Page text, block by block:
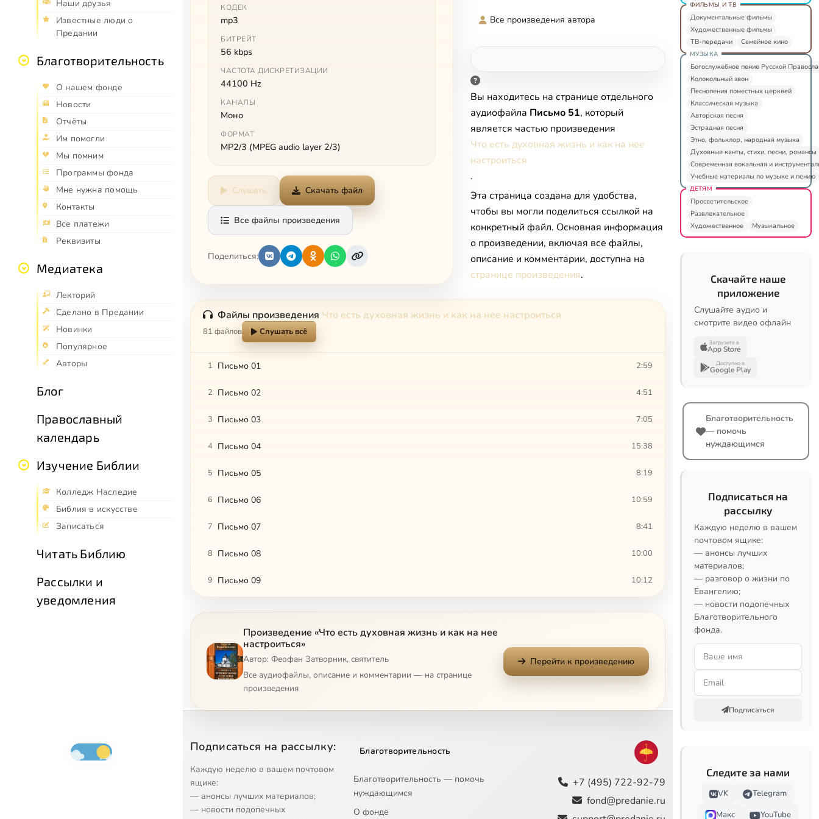
Наши друзья
Известные люди о
Предании
Благотворительность
О нашем фонде
Новости
Отчёты
Им помогли
Мы помним
Программы фонда
Мне нужна помощь
Контакты
Все платежи
Реквизиты
Медиатека
Лекторий
Сделано в Предании
Новинки
Популярное
Авторы
Блог
Православный
календарь
Изучение Библии
Колледж Наследие
Библия в искусстве
Записаться
Читать Библию
Рассылки и
уведомления
КОДЕК
mp3
БИТРЕЙТ
56 kbps
ЧАСТОТА ДИСКРЕТИЗАЦИИ
44100 Hz
КАНАЛЫ
Моно
ФОРМАТ
MP2/3 (MPEG audio layer 2/3)
Слушать Скачать файл
Все файлы произведения
Поделиться:
Все произведения автора
Вы находитесь на странице отдельного
аудиофайла Письмо 51, который
является частью произведения
Что есть духовная жизнь и как на нее
настроиться
.
Эта страница создана для удобства,
чтобы вы могли поделиться ссылкой на
конкретный файл. Основная информация
о произведении, включая все файлы,
описание и комментарии, доступна на
странице произведения.
Файлы произведения Что есть духовная жизнь и как на нее настроиться
81 файлов Слушать всё
1 Письмо 01 2:59
2 Письмо 02 4:51
3 Письмо 03 7:05
4 Письмо 04 15:38
5 Письмо 05 8:19
6 Письмо 06 10:59
7 Письмо 07 8:41
8 Письмо 08 10:00
9 Письмо 09 10:12
Письмо 11
12 Письмо 12 12:41
Письмо 13
14 Письмо 14 7:27
6:41
16 Письмо 16 10:31
17 Письмо 17 7:31
Произведение «Что есть духовная жизнь и как на нее
настроиться»
Автор: Феофан Затворник, святитель
Все аудиофайлы, описание и комментарии — на странице
произведения
Перейти к произведению
Подписаться на рассылку:
Каждую неделю в вашем почтовом
ящике:
— анонсы лучших материалов;
— новости подопечных
Благотворительность
Благотворительность — помочь
нуждающимся
О фонде
+7 (495) 722-92-79
fond@predanie.ru
ФИЛЬМЫ И ТВ
Документальные фильмы
Художественные фильмы
ТВ-передачи
Семейное кино
МУЗЫКА
Богослужебное пение Русской
Колокольный звон
Песнопения поместных церквей
Классическая музыка
Авторская песня
Эстрадная песня
Этно, фольклор, народная музыка
Духовные канты, стихи, песни, романсы
Современная вокальная и
Учебные материалы по музыке и пению
ДЕТЯМ
Просветительское
Развлекательное
Художественное
Музыкальное
Скачайте наше
приложение
Слушайте аудио и
смотрите видео офлайн
Загрузите в
App Store
Доступно в
Google Play
Благотворительность
— помочь
нуждающимся
Подписаться на
рассылку
Каждую неделю в вашем
почтовом ящике:
— анонсы лучших
материалов;
— разговор о жизни по
Евангелию;
— новости подопечных
Благотворительного
фонда.
Подписаться
Следите за нами
VK
Telegram
Макс
YouTube